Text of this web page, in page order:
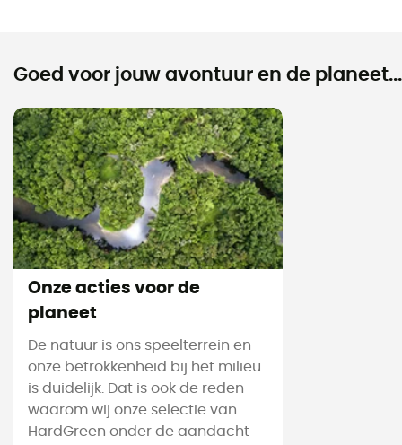
Goed voor jouw avontuur en de planeet...
Onze acties voor de
planeet
De natuur is ons speelterrein en
onze betrokkenheid bij het milieu
is duidelijk. Dat is ook de reden
waarom wij onze selectie van
HardGreen onder de aandacht